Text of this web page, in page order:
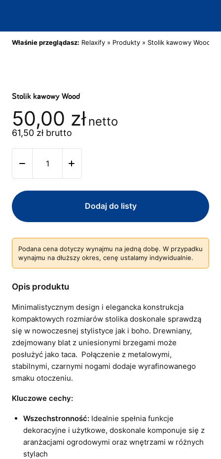
Właśnie przeglądasz: Relaxify » Produkty » Stolik kawowy Wood
Stolik kawowy Wood
50,00 zł netto
61,50 złbrutto
Dodaj do listy
Podana cena dotyczy wynajmu na jedną dobę. W przypadku
wynajmu na dłuższy okres, cenę ustalamy indywidualnie.
Opis produktu
Minimalistycznym design i elegancka konstrukcja
kompaktowych rozmiarów stolika doskonale sprawdzą
się w nowoczesnej stylistyce jak i boho. Drewniany,
zdejmowany blat z uniesionymi brzegami może
posłużyć jako taca. Połączenie z metalowymi,
stabilnymi, czarnymi nogami dodaje wyrafinowanego
smaku otoczeniu.
Kluczowe cechy:
Wszechstronność:Idealnie spełnia funkcje
dekoracyjne i użytkowe, doskonale komponuje się z
aranżacjami ogrodowymi oraz wnętrzami w różnych
stylach